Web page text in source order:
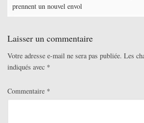
prennent un nouvel envol
Laisser un commentaire
Votre adresse e-mail ne sera pas publiée. Les
indiqués avec *
Commentaire *